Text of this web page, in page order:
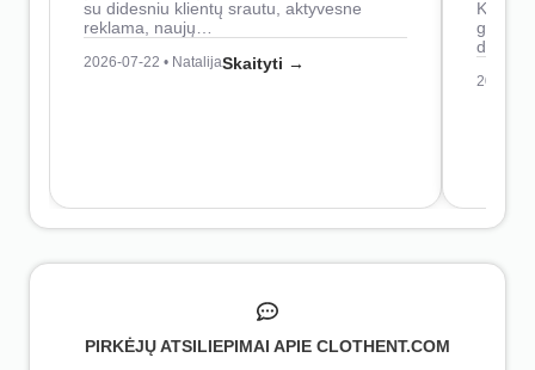
su didesniu klientų srautu, aktyvesne
reklama, naujų…
2026-07-22 • NatalijaSkaityti →
2026-
PIRKĖJŲ ATSILIEPIMAI APIE CLOTHENT.COM